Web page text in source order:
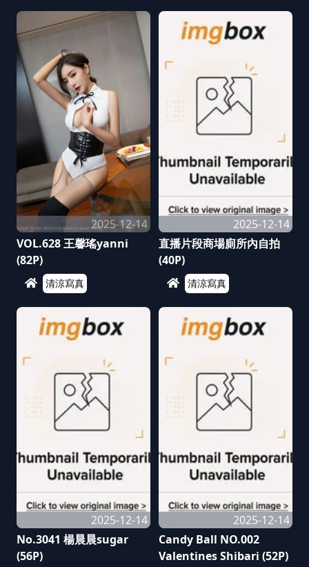
2025-12-14
VOL.628 王馨瑤yanni
(82P)
清涼寫真
2025-12-14
直播片段商場廁所內自拍
(40P)
清涼寫真
2025-12-14
No.3041 楊晨晨sugar
(56P)
2025-12-14
Candy Ball NO.002
Valentines Shibari (52P)